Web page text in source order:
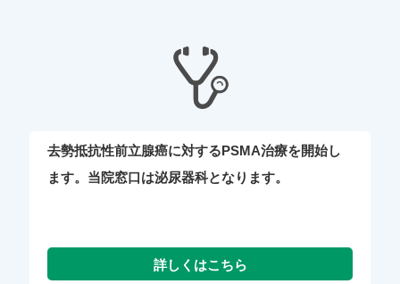
去勢抵抗性前立腺癌に対するPSMA治療を開始し
ます。当院窓口は泌尿器科となります。